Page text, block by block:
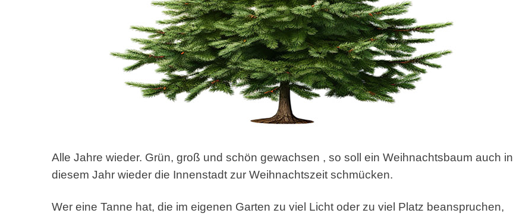
Alle Jahre wieder. Grün, groß und schön gewachsen , so soll ein Weihnachtsbaum auch in
diesem Jahr wieder die Innenstadt zur Weihnachtszeit schmücken.
Wer eine Tanne hat, die im eigenen Garten zu viel Licht oder zu viel Platz beanspruchen,